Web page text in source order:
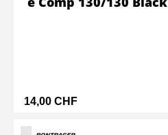
14,00 CHF